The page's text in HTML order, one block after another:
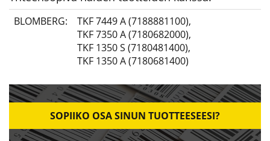
BLOMBERG: TKF 7449 A (7188881100),
TKF 7350 A (7180682000),
TKF 1350 S (7180481400),
TKF 1350 A (7180681400)
SOPIIKO OSA SINUN TUOTTEESEESI?